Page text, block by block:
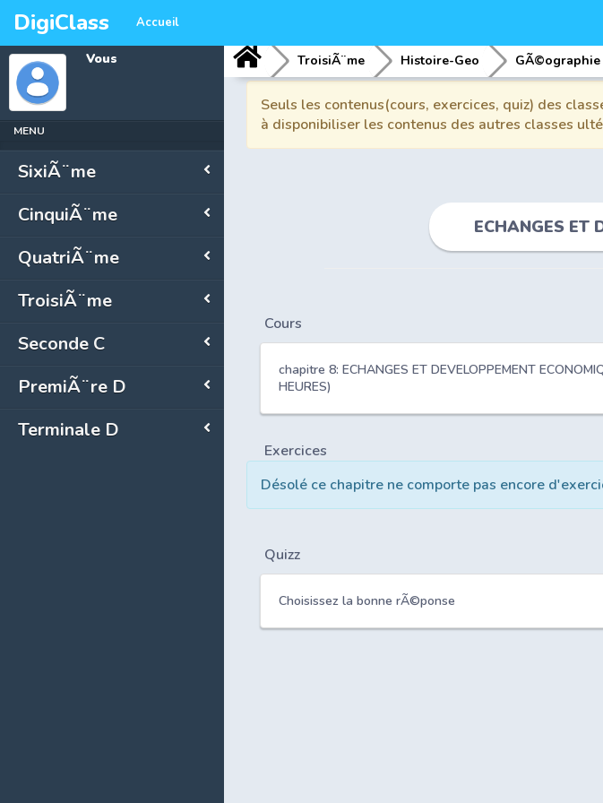
DigiClass Accueil
Vous
MENU
SixiÃ¨me
CinquiÃ¨me
QuatriÃ¨me
TroisiÃ¨me
Seconde C
PremiÃ¨re D
Terminale D
TroisiÃ¨me Histoire-Geo GÃ©ographie
Seuls les contenus(cours, exercices, quiz) des
à disponibiliser les contenus des autres classes
ECHANGES ET
Cours
chapitre 8: ECHANGES ET DEVELOPPEMENT
HEURES)
Exercices
Désolé ce chapitre ne comporte pas encore
Quizz
Choisissez la bonne rÃ©ponse